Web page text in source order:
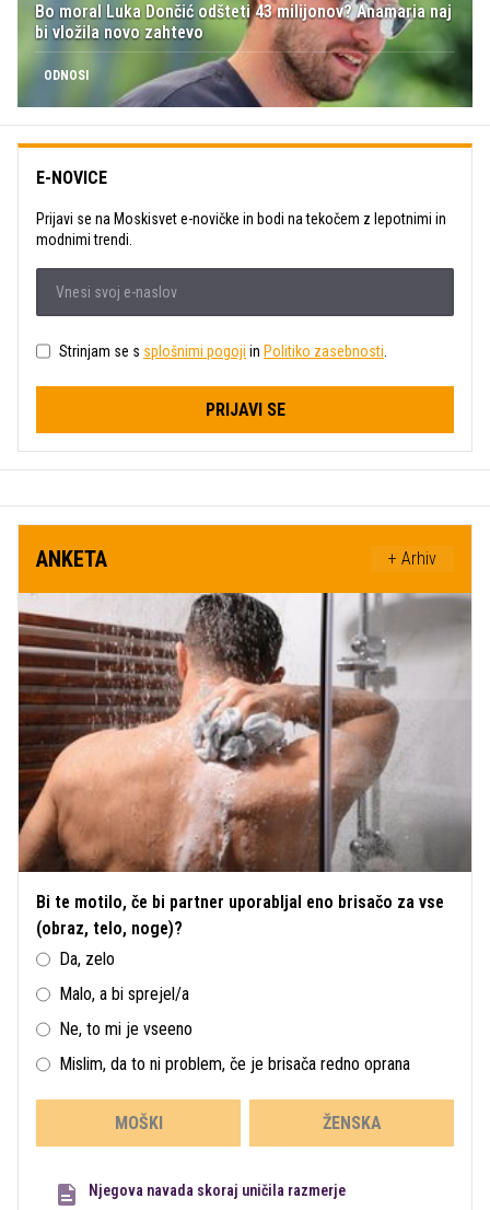
Bo moral Luka Dončić odšteti 43 milijonov? Anamaria naj
bi vložila novo zahtevo
ODNOSI
E-NOVICE
Prijavi se na Moskisvet e-novičke in bodi na tekočem z lepotnimi in
modnimi trendi.
Strinjam se s splošnimi pogoji in Politiko zasebnosti
PRIJAVI SE
ANKETA + Arhiv
Bi te motilo, če bi partner uporabljal eno brisačo za vse
(obraz, telo, noge)?
Da, zelo
Malo, a bi sprejel/a
Ne, to mi je vseeno
Mislim, da to ni problem, če je brisača redno oprana
MOŠKI ŽENSKA
Njegova navada skoraj uničila razmerje